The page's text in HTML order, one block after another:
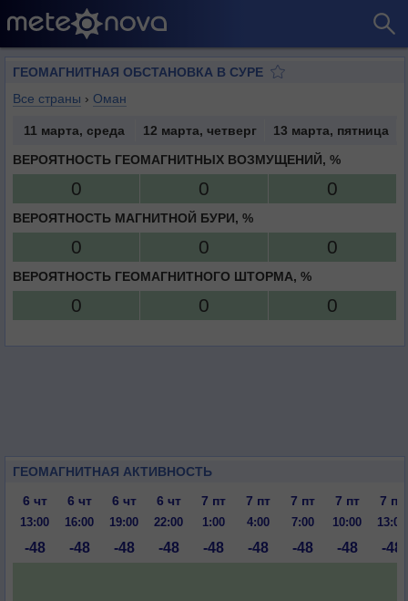
ГЕОМАГНИТНАЯ ОБСТАНОВКА В СУРЕ
Все страны › Оман
11 марта, среда 12 марта, четверг
13 марта, пятница
ВЕРОЯТНОСТЬ ГЕОМАГНИТНЫХ ВОЗМУЩЕНИЙ, %
0 0 0
ВЕРОЯТНОСТЬ МАГНИТНОЙ БУРИ, %
0 0 0
ВЕРОЯТНОСТЬ ГЕОМАГНИТНОГО ШТОРМА, %
0 0 0
ГЕОМАГНИТНАЯ АКТИВНОСТЬ
6 чт
6 чт 6 чт 6 чт 7 пт 7 пт 7 пт 7 пт 7 пт
13:00 16:00 19:00 22:00 1:00 4:00 7:00 10:00 13:00
-48 -48 -48 -48 -48 -48 -48 -48 -48